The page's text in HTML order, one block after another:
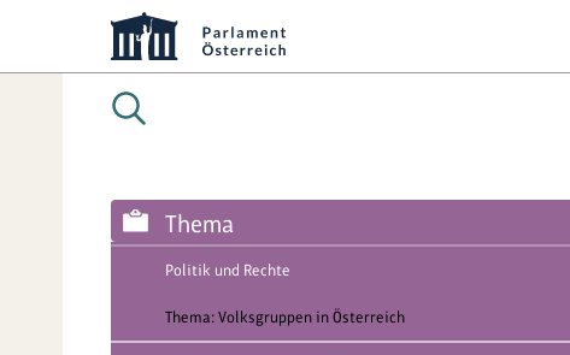
Thema
Politik und Rechte
Thema: Volksgruppen in Österreich